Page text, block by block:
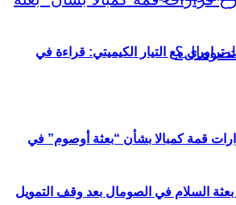
قمة كمبالا بشأن “بعثة أوصوم” في
مع التيار الكيميتي: قراءة في
السلام في الصومال بعد وقف التمويل